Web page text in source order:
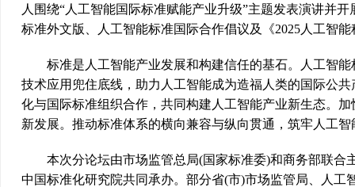
人围绕“人工智能国际标准赋能产业升级”主题发表演讲并
标准外文版、人工智能标准国际合作倡议及《2025人工智
标准是人工智能产业发展和构建信任的基石。人工智能
技术应用兜住底线，助力人工智能成为造福人类的国际公
化与国际标准组织合作，共同构建人工智能产业新生态。
新发展。推动标准体系的横向兼容与纵向贯通，筑牢人工
本次分论坛由市场监管总局(国家标准委)和商务部联合
中国标准化研究院共同承办。部分省(市)市场监管局、人